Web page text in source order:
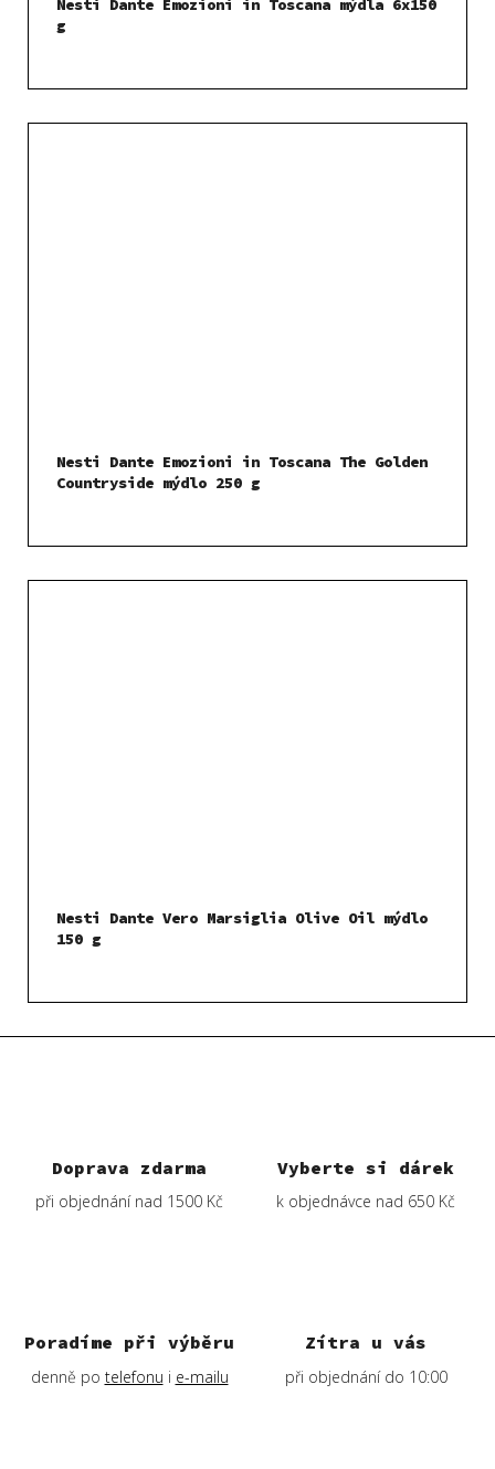
Doprava zdarma
při objednání nad 1500 Kč
Vyberte si dárek
k objednávce nad 650 Kč
Poradíme při výběru
denně po telefonu i e-mailu
Zítra u vás
při objednání do 10:00
Nesti Dante Emozioni in Toscana mýdla 6x150
g
Nesti Dante Emozioni in Toscana The Golden
Countryside mýdlo 250 g
Nesti Dante Vero Marsiglia Olive Oil mýdlo
150 g